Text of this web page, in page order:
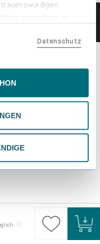
verarbeitet werden
Wähle
Wahl jederzeit
du in unserer
Datenschutz